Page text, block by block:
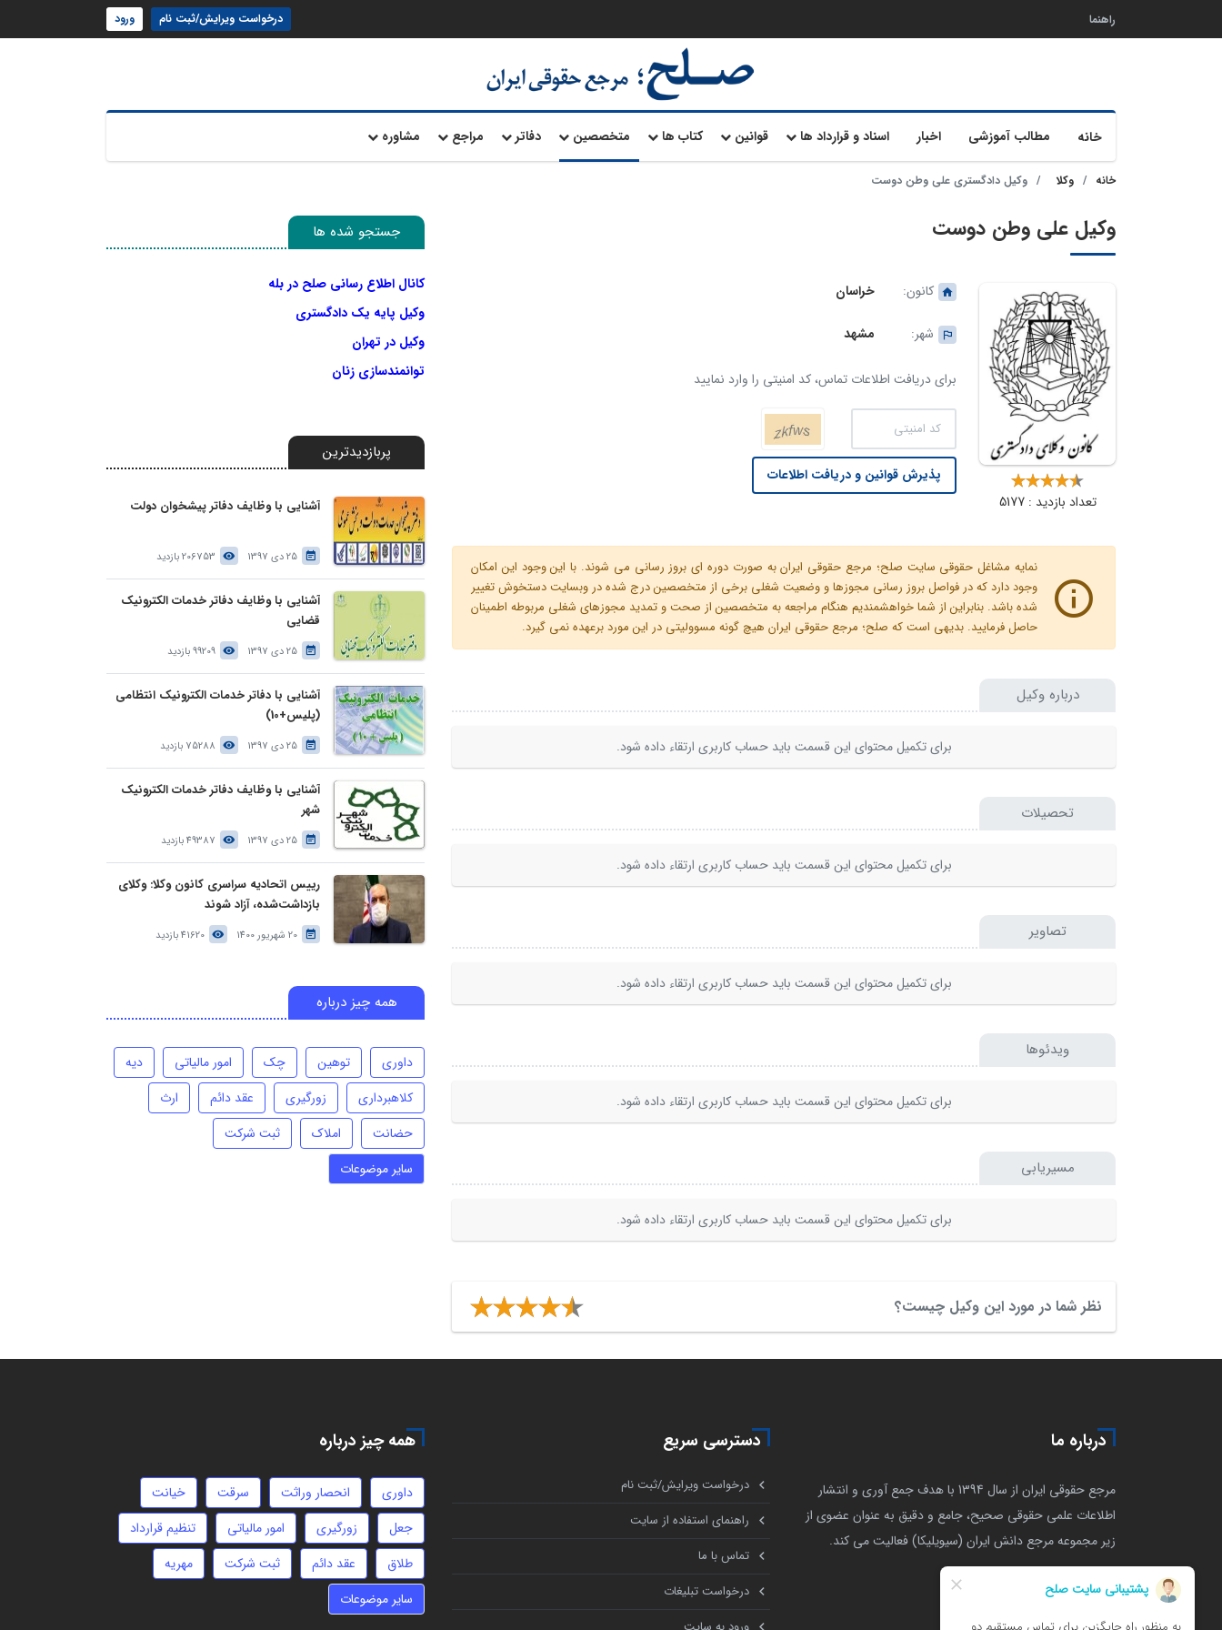
راهنما درخواست ویرایش/ثبت نام ورود
خانه مطالب آموزشی اخبار اسناد و قرارداد ها قوانین کتاب ها متخصصین دفاتر مراجع مشاوره
خانه وکلا وکیل دادگستری علی وطن دوست
وکیل علی وطن دوست
تعداد بازدید : 5177
کانون: خراسان
شهر: مشهد
برای دریافت اطلاعات تماس، کد امنیتی را وارد نمایید
پذیرش قوانین و دریافت اطلاعات
نمایه مشاغل حقوقی سایت صلح؛ مرجع حقوقی ایران به صورت دوره ای بروز رسانی می شوند. با این وجود این امکان
وجود دارد که در فواصل بروز رسانی مجوزها و وضعیت شغلی برخی از متخصصین درج شده در وبسایت دستخوش تغییر
شده باشد. بنابراین از شما خواهشمندیم هنگام مراجعه به متخصصین از صحت و تمدید مجوزهای شغلی مربوطه اطمینان
حاصل فرمایید. بدیهی است که صلح؛ مرجع حقوقی ایران هیچ گونه مسوولیتی در این مورد برعهده نمی گیرد.
درباره وکیل
برای تکمیل محتوای این قسمت باید حساب کاربری ارتقاء داده شود.
تحصیلات
برای تکمیل محتوای این قسمت باید حساب کاربری ارتقاء داده شود.
تصاویر
برای تکمیل محتوای این قسمت باید حساب کاربری ارتقاء داده شود.
ویدئوها
برای تکمیل محتوای این قسمت باید حساب کاربری ارتقاء داده شود.
مسیریابی
برای تکمیل محتوای این قسمت باید حساب کاربری ارتقاء داده شود.
نظر شما در مورد این وکیل چیست؟
جستجو شده ها
کانال اطلاع رسانی صلح در بله
وکیل پایه یک دادگستری
وکیل در تهران
توانمندسازی زنان
پربازدیدترین
آشنایی با وظایف دفاتر پیشخوان دولت
25 دی 1397 206753 بازدید
آشنایی با وظایف دفاتر خدمات الکترونیک
قضایی
25 دی 1397 99209 بازدید
آشنایی با دفاتر خدمات الکترونیک انتظامی
(پلیس+10)
25 دی 1397 75288 بازدید
آشنایی با وظایف دفاتر خدمات الکترونیک
شهر
25 دی 1397 49387 بازدید
رییس اتحادیه سراسری کانون وکلا: وکلای
بازداشت‌شده، آزاد شوند
20 شهریور 1400 41620 بازدید
همه چیز درباره
داوری توهین چک امور مالیاتی
دیه
کلاهبرداری
زورگیری عقد دائم
ارث
حضانت
املاک
ثبت شرکت
سایر موضوعات
درباره ما
مرجع حقوقی ایران از سال 1394 با هدف جمع آوری و انتشار
اطلاعات علمی حقوقی صحیح، جامع و دقیق به عنوان عضوی از
زیر مجموعه مرجع دانش ایران (سیویلیکا) فعالیت می کند.
دسترسی سریع
درخواست ویرایش/ثبت نام
راهنمای استفاده از سایت
تماس با ما
درخواست تبلیغات
همه چیز درباره
داوری انحصار وراثت سرقت
خیانت
جعل
زورگیری امور مالیاتی
تنظیم قرارداد
طلاق
عقد دائم ثبت شرکت
مهریه
سایر موضوعات